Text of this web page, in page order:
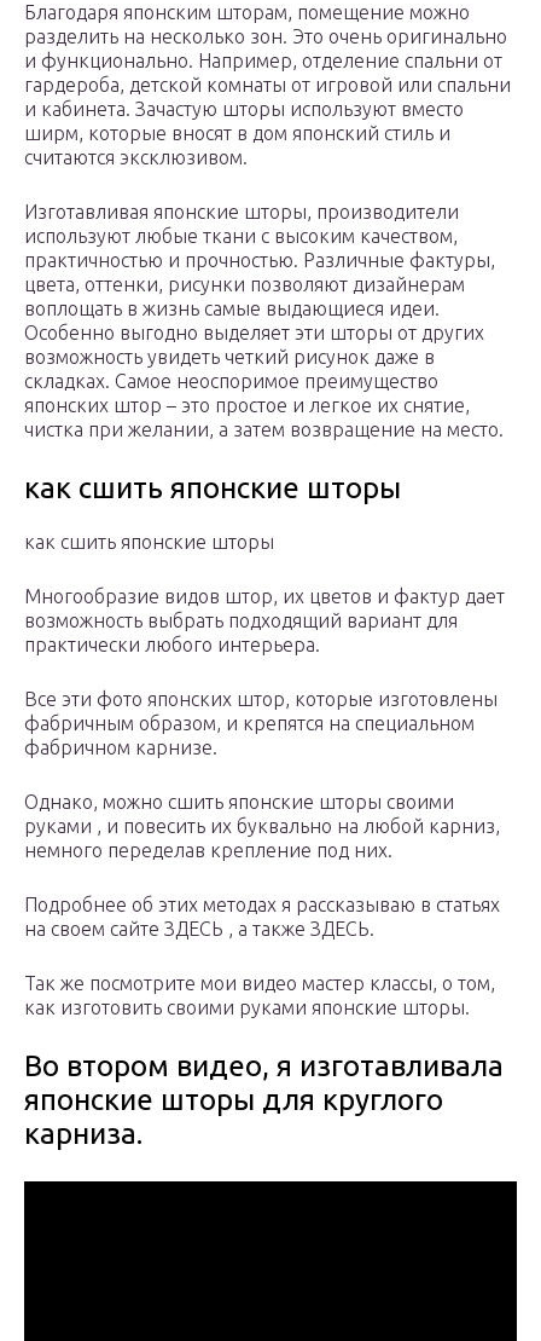
Благодаря японским шторам, помещение можно
разделить на несколько зон. Это очень оригинально
и функционально. Например, отделение спальни от
гардероба, детской комнаты от игровой или спальни
и кабинета. Зачастую шторы используют вместо
ширм, которые вносят в дом японский стиль и
считаются эксклюзивом.
Изготавливая японские шторы, производители
используют любые ткани с высоким качеством,
практичностью и прочностью. Различные фактуры,
цвета, оттенки, рисунки позволяют дизайнерам
воплощать в жизнь самые выдающиеся идеи.
Особенно выгодно выделяет эти шторы от других
возможность увидеть четкий рисунок даже в
складках. Самое неоспоримое преимущество
японских штор – это простое и легкое их снятие,
чистка при желании, а затем возвращение на место.
как сшить японские шторы
как сшить японские шторы
Многообразие видов штор, их цветов и фактур дает
возможность выбрать подходящий вариант для
практически любого интерьера.
Все эти фото японских штор, которые изготовлены
фабричным образом, и крепятся на специальном
фабричном карнизе.
Однако, можно сшить японские шторы своими
руками , и повесить их буквально на любой карниз,
немного переделав крепление под них.
Подробнее об этих методах я рассказываю в статьях
на своем сайте ЗДЕСЬ , а также ЗДЕСЬ.
Так же посмотрите мои видео мастер классы, о том,
как изготовить своими руками японские шторы.
Во втором видео, я изготавливала
японские шторы для круглого
карниза.